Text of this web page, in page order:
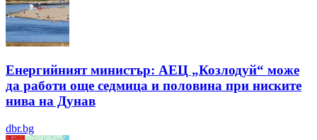
Енергийният министър: АЕЦ „Козлодуй“ може
да работи още седмица и половина при ниските
нива на Дунав
dbr.bg